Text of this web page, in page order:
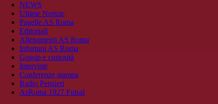
NEWS
Ultime Notizie
Pagelle AS Roma
Editoriali
Allenamenti AS Roma
Infortuni AS Roma
Gossip e curiosità
Interviste
Conferenze stampa
Radio Pensieri
AsRoma 1927 Futsal